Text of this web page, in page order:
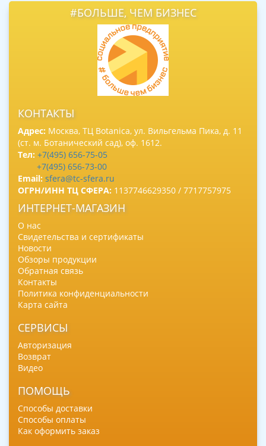
#БОЛЬШЕ, ЧЕМ БИЗНЕС
КОНТАКТЫ
Адрес: Москва, ТЦ Botanica, ул. Вильгельма Пика, д. 11
(ст. м. Ботанический сад), оф. 1612.
Тел: +7(495) 656-75-05
+7(495) 656-73-00
Email: sfera@tc-sfera.ru
ОГРН/ИНН ТЦ СФЕРА: 1137746629350 / 7717757975
ИНТЕРНЕТ-МАГАЗИН
О нас
Свидетельства и сертификаты
Новости
Обзоры продукции
Обратная связь
Контакты
Политика конфиденциальности
Карта сайта
СЕРВИСЫ
Авторизация
Возврат
Видео
ПОМОЩЬ
Способы доставки
Способы оплаты
Как оформить заказ